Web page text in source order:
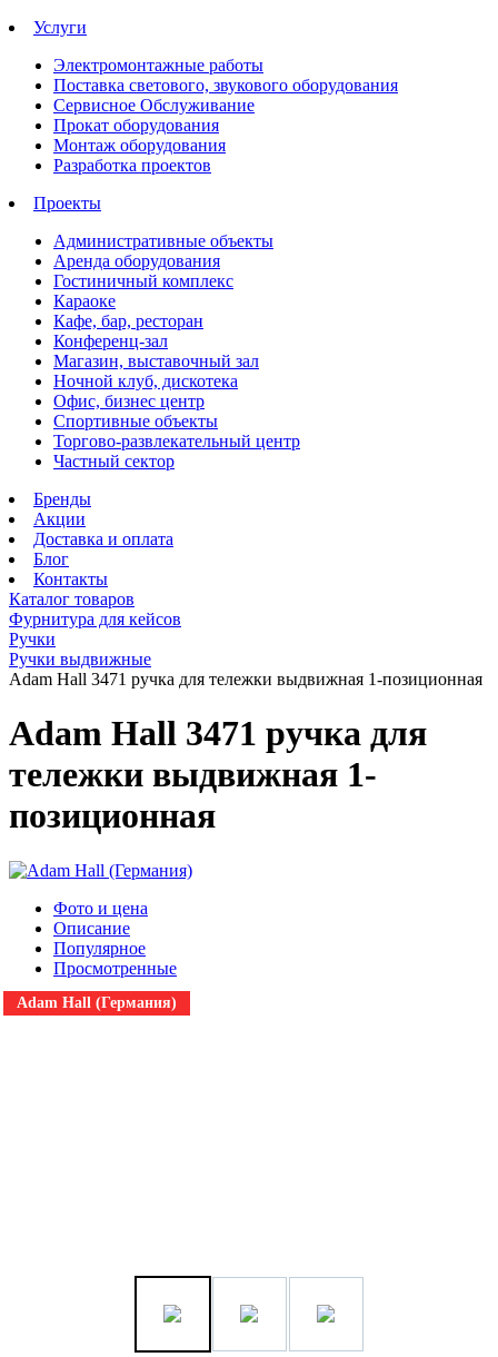
Услуги
Электромонтажные работы
Поставка светового, звукового оборудования
Сервисное Обслуживание
Прокат оборудования
Монтаж оборудования
Разработка проектов
Проекты
Административные объекты
Аренда оборудования
Гостиничный комплекс
Караоке
Кафе, бар, ресторан
Конференц-зал
Магазин, выставочный зал
Ночной клуб, дискотека
Офис, бизнес центр
Спортивные объекты
Торгово-развлекательный центр
Частный сектор
Бренды
Акции
Доставка и оплата
Блог
Контакты
Каталог товаров
Фурнитура для кейсов
Ручки
Ручки выдвижные
Adam Hall 3471 ручка для тележки выдвижная 1-позиционная
Adam Hall 3471 ручка для
тележки выдвижная 1-
позиционная
Фото и цена
Описание
Популярное
Просмотренные
Adam Hall (Германия)